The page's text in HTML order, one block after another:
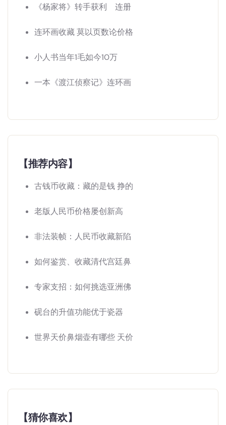
《杨家将》转手获利 连册
连环画收藏 莫以页数论价格
小人书当年1毛如今10万
一本《渡江侦察记》连环画
【推荐内容】
古钱币收藏：藏的是钱 挣的
老版人民币价格屡创新高
非法装帧：人民币收藏新陷
如何鉴赏、收藏清代宫廷鼻
专家支招：如何挑选亚洲佛
砚台的升值功能优于瓷器
世界天价鼻烟壶有哪些 天价
【猜你喜欢】